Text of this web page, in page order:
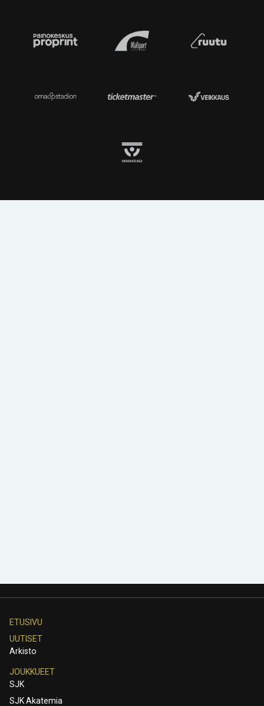
ETUSIVU
UUTISET
Arkisto
JOUKKUEET
SJK
SJK Akatemia